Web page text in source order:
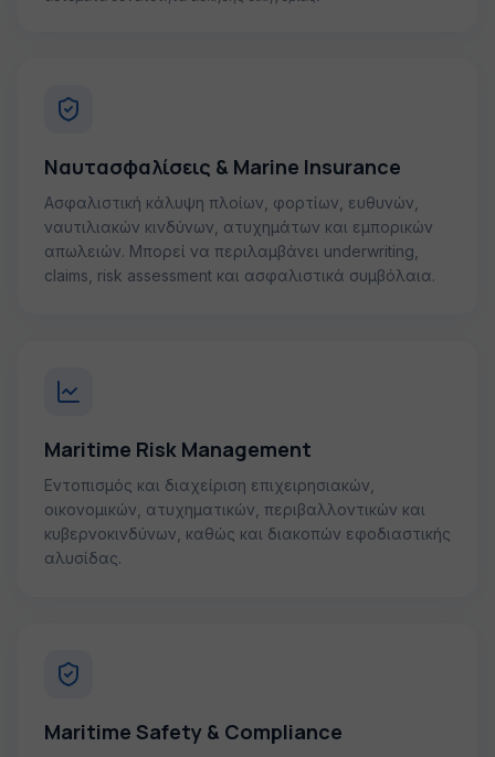
Ναυτασφαλίσεις & Marine Insurance
Ασφαλιστική κάλυψη πλοίων, φορτίων, ευθυνών,
ναυτιλιακών κινδύνων, ατυχημάτων και εμπορικών
απωλειών. Μπορεί να περιλαμβάνει underwriting,
claims, risk assessment και ασφαλιστικά συμβόλαια.
Maritime Risk Management
Εντοπισμός και διαχείριση επιχειρησιακών,
οικονομικών, ατυχηματικών, περιβαλλοντικών και
κυβερνοκινδύνων, καθώς και διακοπών εφοδιαστικής
αλυσίδας.
Maritime Safety & Compliance